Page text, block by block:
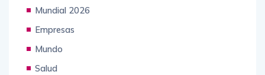
Mundial 2026
Empresas
Mundo
Salud